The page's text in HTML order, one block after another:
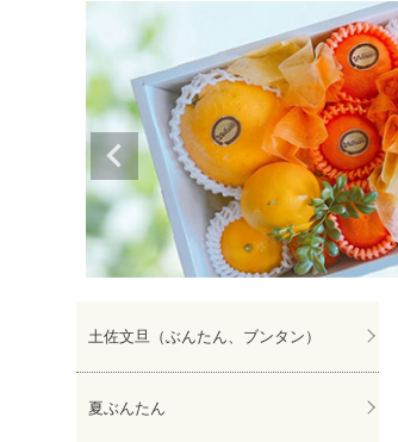
水晶文旦
温室土佐文旦
小夏
フィンガーライム
ベルガモット
レモン・ライム類
みかん
せとか
しらぬい
ぽんかん
土佐文旦（ぶんたん、ブンタン）
夏ぶんたん